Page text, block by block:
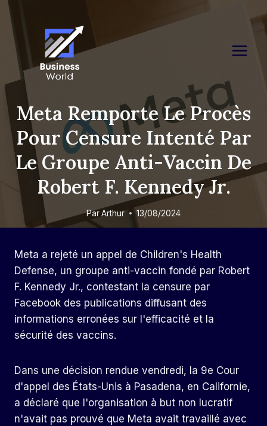
Skip
content
Meta Remporte Le Procès
Pour Censure Intenté Par
Le Groupe Anti-Vaccin De
Robert F. Kennedy Jr.
ParArthur 13/08/2024
Meta a rejeté un appel de Children's Health
Defense, un groupe anti-vaccin fondé par Robert
F. Kennedy Jr., contestant la censure par
Facebook des publications diffusant des
informations erronées sur l'efficacité et la
sécurité des vaccins.
Dans une décision rendue vendredi, la 9e Cour
d'appel des États-Unis à Pasadena, en Californie,
a déclaré que l'organisation à but non lucratif
n'avait pas prouvé que Meta avait travaillé avec